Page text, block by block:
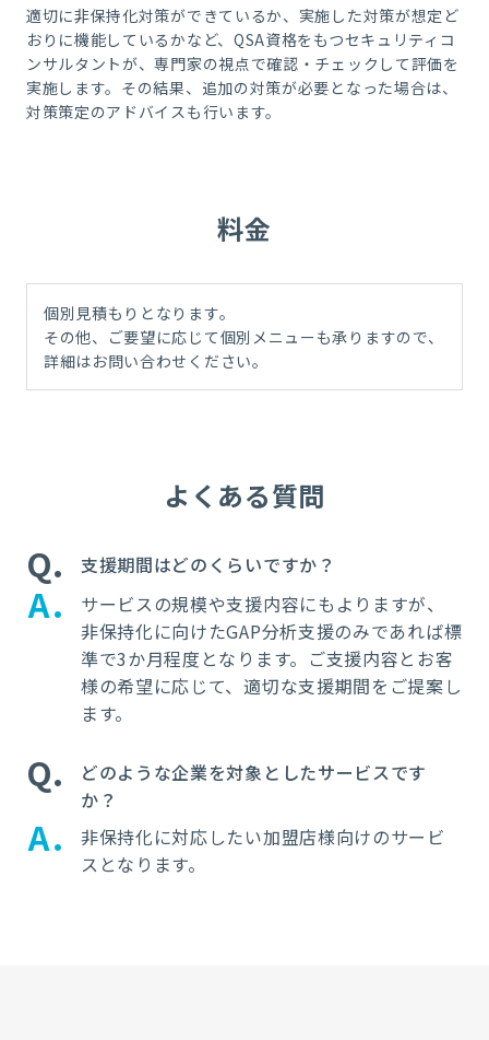
適切に非保持化対策ができているか、実施した対策が想定ど
おりに機能しているかなど、QSA資格をもつセキュリティコ
ンサルタントが、専門家の視点で確認・チェックして評価を
実施します。その結果、追加の対策が必要となった場合は、
対策策定のアドバイスも行います。
料金
個別見積もりとなります。
その他、ご要望に応じて個別メニューも承りますので、
詳細はお問い合わせください。
よくある質問
Q 支援期間はどのくらいですか？
A
サービスの規模や支援内容にもよりますが、
非保持化に向けたGAP分析支援のみであれば標
準で3か月程度となります。ご支援内容とお客
様の希望に応じて、適切な支援期間をご提案し
ます。
Q
どのような企業を対象としたサービスです
か？
A
非保持化に対応したい加盟店様向けのサービ
スとなります。